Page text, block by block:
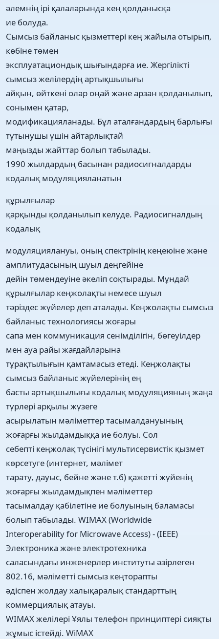
әлемнің ірі қалаларында кең қолданысқа
ие болуда.
Сымсыз байланыс қызметтері кең жайыла отырып,
көбіне төмен
эксплуатациондық шығындарға ие. Жергілікті
сымсыз желілердің артықшылығы
айқын, өйткені олар оңай және арзан қолданылып,
сонымен қатар,
модификацияланады. Бұл аталғандардың барлығы
тұтынушы үшін айтарлықтай
маңызды жайттар болып табылады.
1990 жылдардың басынан радиосигналдарды
кодалық модуляцияланатын
құрылғылар
қарқынды қолданылып келуде. Радиосигналдың
кодалық
модуляциялануы, оның спектрінің кеңеюіне және
амплитудасының шуыл деңгейіне
дейін төмендеуіне әкеліп соқтырады. Мұндай
құрылғылар кеңжолақты немесе шуыл
тәріздес жүйелер деп аталады. Кеңжолақты сымсыз
байланыс технологиясы жоғары
сапа мен коммуникация сенімділігін, бөгеуілдер
мен ауа райы жағдайларына
тұрақтылығын қамтамасыз етеді. Кеңжолақты
сымсыз байланыс жүйелерінің ең
басты артықшылығы кодалық модуляцияның жаңа
түрлері арқылы жүзеге
асырылатын мәліметтер тасымалдануының
жоғарғы жылдамдыққа ие болуы. Сол
себепті кеңжолақ түсінігі мультисервистік қызмет
көрсетуге (интернет, мәлімет
тарату, дауыс, бейне және т.б) қажетті жүйенің
жоғарғы жылдамдықпен мәліметтер
тасымалдау қабілетіне ие болуының баламасы
болып табылады. WIMAX (Worldwide
Interoperability for Microwave Access) - (IEEE)
Электроника және электротехника
саласындағы инженерлер институты әзірлеген
802.16, мәліметті сымсыз кеңторапты
әдіспен жолдау халықаралық стандарттың
коммерциялық атауы.
WIMAX желілері Ұялы телефон принциптері сияқты
жұмыс істейді. WiMAX